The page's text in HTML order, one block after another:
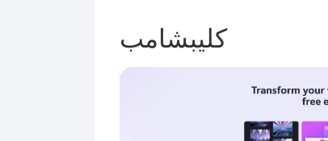
كليبشامب